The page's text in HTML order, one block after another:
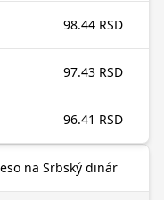
98.44 RSD
97.43 RSD
96.41 RSD
na Srbský dinár